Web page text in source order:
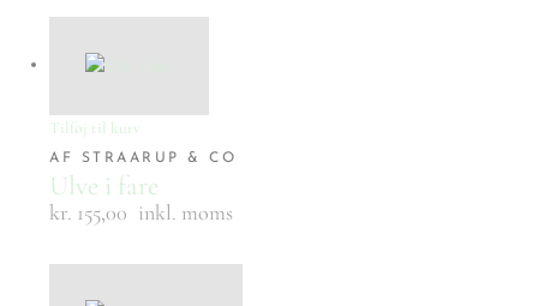
Tilføj til kurv
AF STRAARUP & CO
Ulve i fare
kr. 155,00 inkl. moms